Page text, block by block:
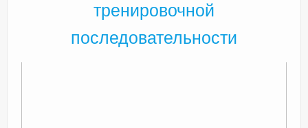
тренировочной
последовательности